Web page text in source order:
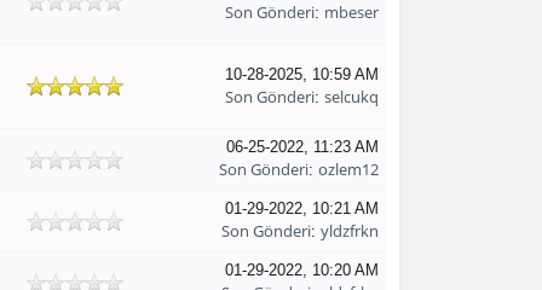
Son Gönderi: mbeser
10-28-2025, 10:59 AM
Son Gönderi: selcukq
06-25-2022, 11:23 AM
Son Gönderi: ozlem12
01-29-2022, 10:21 AM
Son Gönderi: yldzfrkn
01-29-2022, 10:20 AM